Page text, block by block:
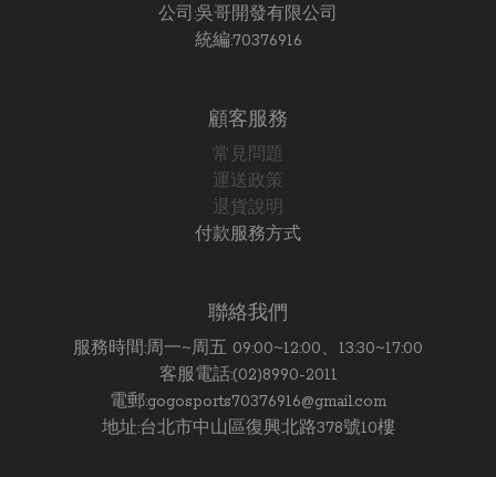
公司:吳哥開發有限公司
統編:70376916
顧客服務
常見問題
運送政策
退貨說明
付款服務方式
聯絡我們
服務時間:周一~周五 09:00~12:00、13:30~17:00
客服電話:(02)8990-2011
電郵:gogosports70376916@gmail.com
地址:台北市中山區復興北路378號10樓